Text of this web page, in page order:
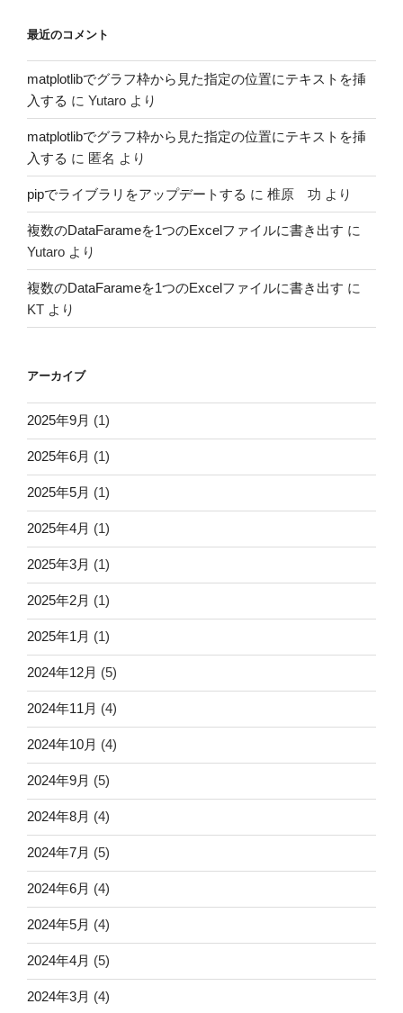
最近のコメント
matplotlibでグラフ枠から見た指定の位置にテキストを挿
入する に Yutaro より
matplotlibでグラフ枠から見た指定の位置にテキストを挿
入する に 匿名 より
pipでライブラリをアップデートする に 椎原 功 より
複数のDataFarameを1つのExcelファイルに書き出す に
Yutaro より
複数のDataFarameを1つのExcelファイルに書き出す に
KT より
アーカイブ
2025年9月 (1)
2025年6月 (1)
2025年5月 (1)
2025年4月 (1)
2025年3月 (1)
2025年2月 (1)
2025年1月 (1)
2024年12月 (5)
2024年11月 (4)
2024年10月 (4)
2024年9月 (5)
2024年8月 (4)
2024年7月 (5)
2024年6月 (4)
2024年5月 (4)
2024年4月 (5)
2024年3月 (4)